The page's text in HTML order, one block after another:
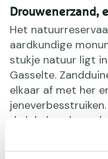
Drouwenerzand,
Het
aardkundige
stukje natuur ligt
Gasselte.
elkaar af met her
de lokale
Zwanemeerbos,